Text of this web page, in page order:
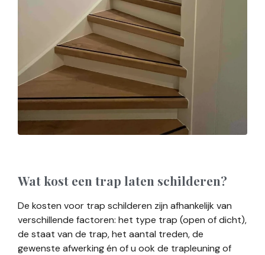
Wat kost een trap laten schilderen?
De kosten voor trap schilderen zijn afhankelijk van
verschillende factoren: het type trap (open of dicht),
de staat van de trap, het aantal treden, de
gewenste afwerking én of u ook de trapleuning of